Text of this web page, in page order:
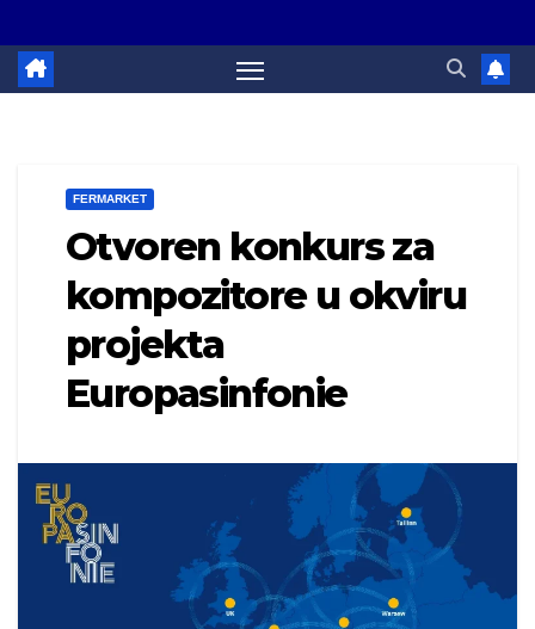
FERMARKET
Otvoren konkurs za
kompozitore u okviru
projekta
Europasinfonie